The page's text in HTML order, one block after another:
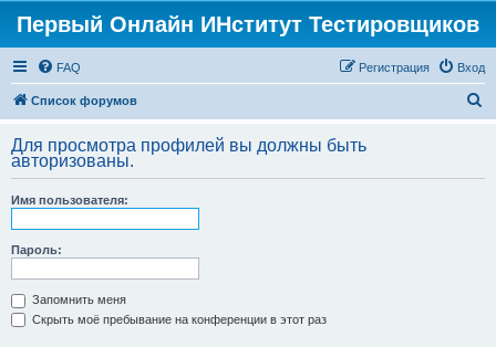
Первый Онлайн ИНститут Тестировщиков
FAQ Вход
Регистрация
Список форумов
с
Для просмотра профилей вы должны быть
авторизованы.
Имя пользователя:
Пароль:
Запомнить меня
Скрыть моё пребывание на конференции в этот раз